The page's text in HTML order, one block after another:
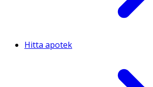
Hitta apotek